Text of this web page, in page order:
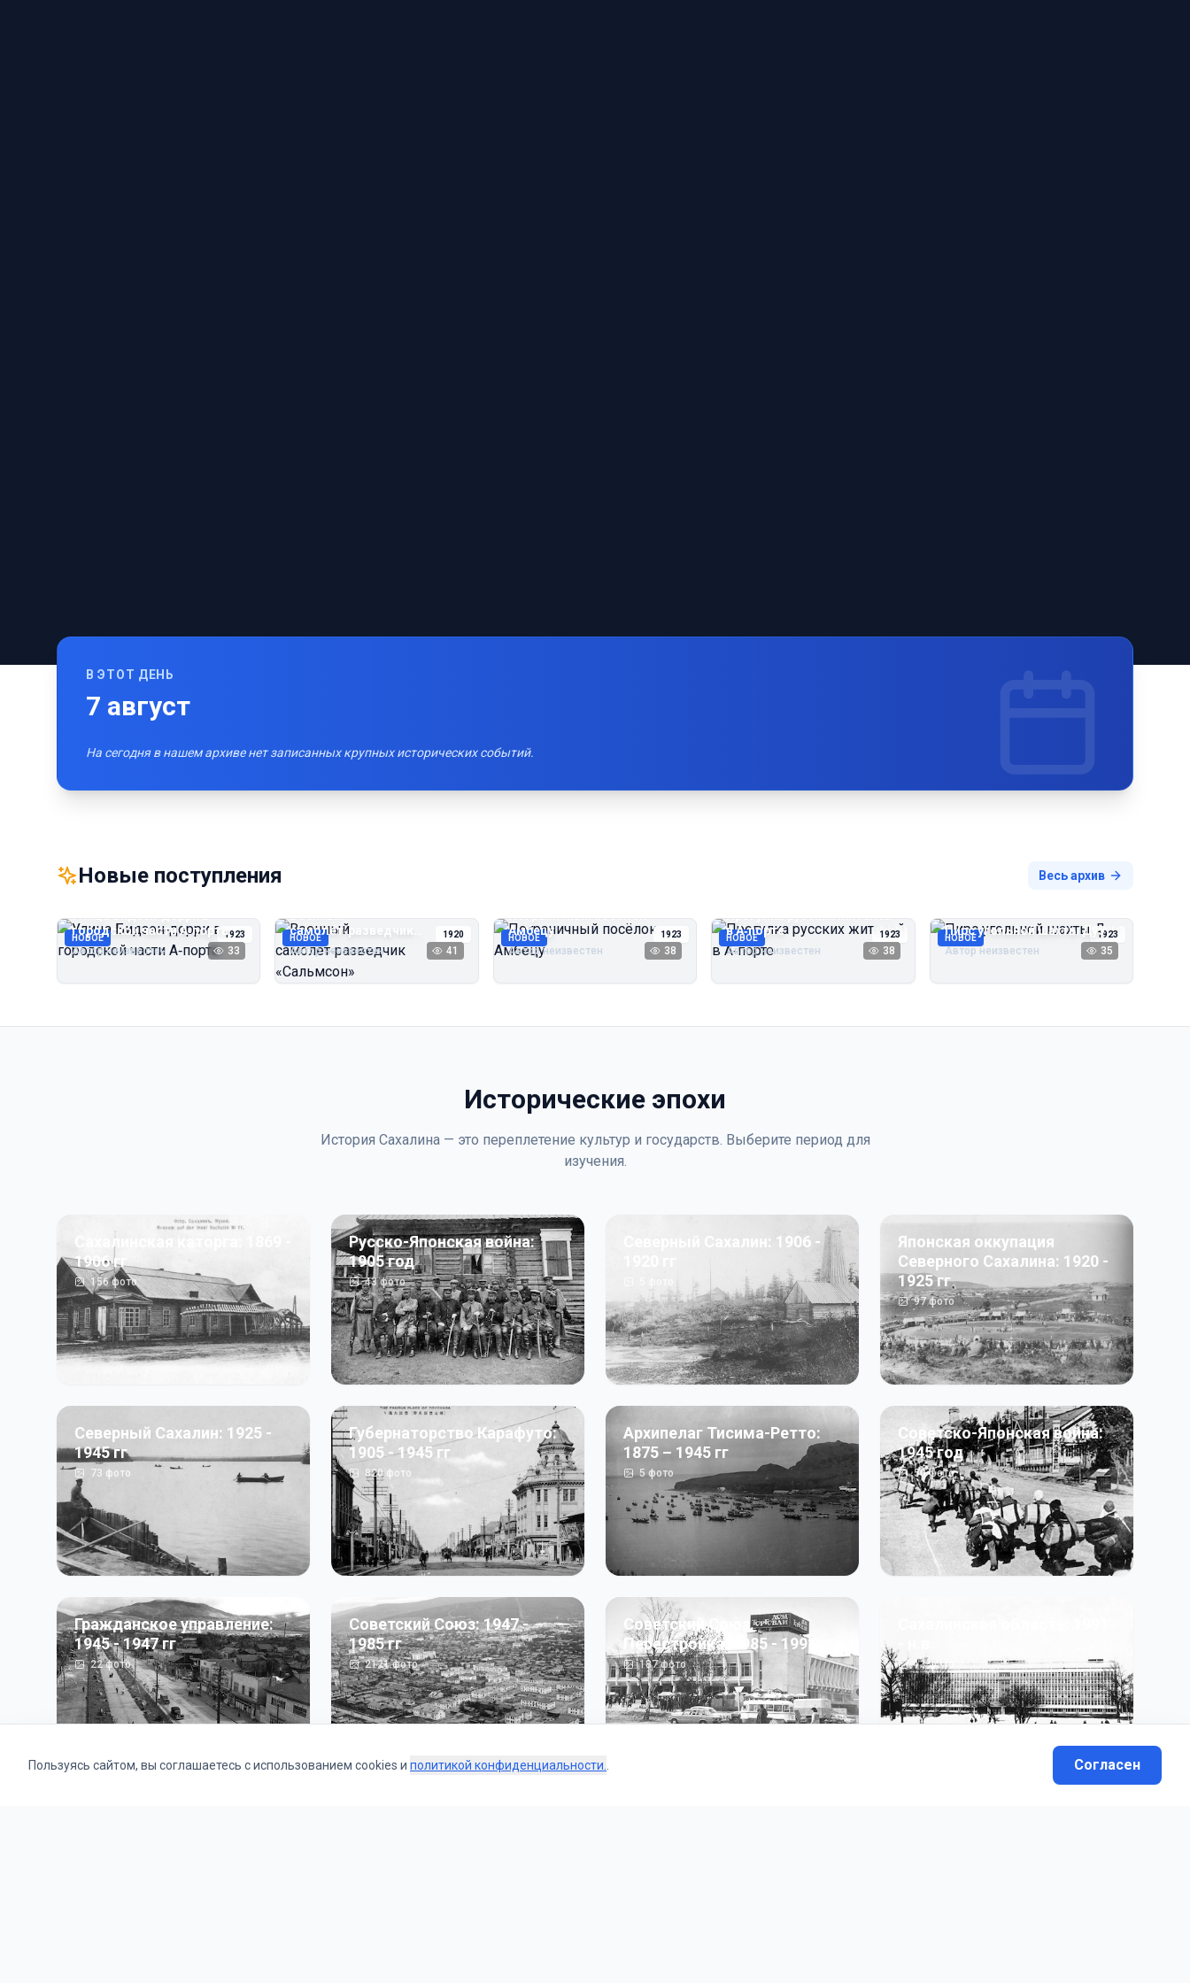
В ЭТОТ ДЕНЬ
7 август
На сегодня в нашем архиве нет записанных крупных исторических событий.
Новые поступления Весь архив
НОВОЕ 1923
Улица Бидзэн‑дорри в
городской части А‑порта
Автор неизвестен 33
НОВОЕ 1920
Военный
самолёт‑разведчик
«Сальмсон»
Автор неизвестен 41
НОВОЕ 1923
Пограничный посёлок
Амбецу
Автор неизвестен 38
НОВОЕ 1923
Прогулка русских жителей
в А‑порте
Автор неизвестен 38
НОВОЕ 1923
Пирс угольной шахты Дуэ
Автор неизвестен 35
Исторические эпохи
История Сахалина — это переплетение культур и государств. Выберите период для
изучения.
Сахалинская каторга: 1869 -
1906 гг
156фото
Русско-Японская война:
1905 год
43фото
Северный Сахалин: 1906 -
Японская оккупация
Северного Сахалина: 1920 -
1925 гг
97фото
Северный Сахалин: 1925 -
1945 гг
73 фото
Губернаторство Карафуто:
1905 - 1945 гг
820фото
Архипелаг Тисима-Ретто:
1875 – 1945 гг
5фото
Советско-Японская война:
1945 год
50фото
Гражданское управление:
1945 - 1947 гг
22фото
Советский Союз: 1947 -
1985 гг
2121фото
Советский Союз.
Перестройка: 1985 - 1991 гг
187фото 13фото
Пользуясь сайтом, вы соглашаетесь с использованием cookies и политикой конфиденциальности. Согласен